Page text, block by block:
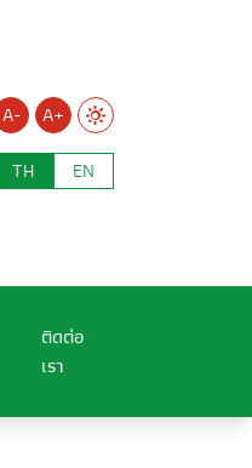
A-
A+
TH
EN
ติดต่อ
เรา